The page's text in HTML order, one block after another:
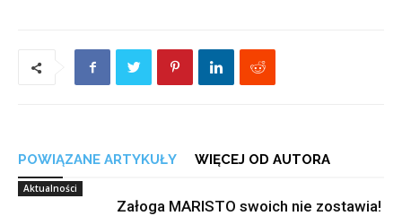
POWIĄZANE ARTYKUŁY WIĘCEJ OD AUTORA
Aktualności
Załoga MARISTO swoich nie zostawia!